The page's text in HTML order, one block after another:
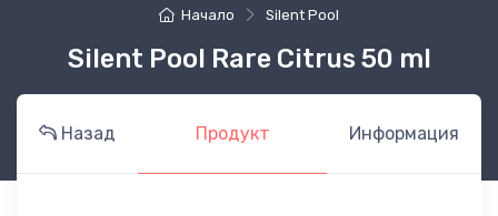
Начало Silent Pool
Silent Pool Rare Citrus 50 ml
Назад Продукт Информация